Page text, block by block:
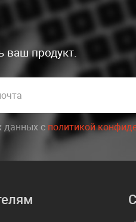
ваш продукт.
данных c политикой